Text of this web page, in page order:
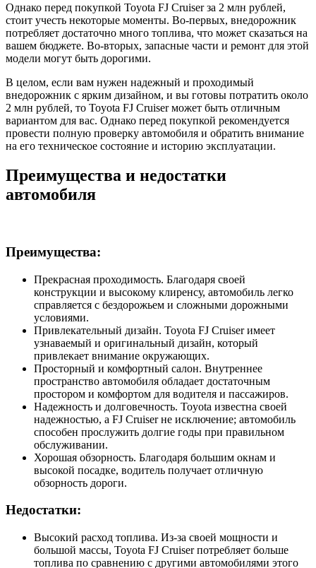
Однако перед покупкой Toyota FJ Cruiser за 2 млн рублей,
стоит учесть некоторые моменты. Во-первых, внедорожник
потребляет достаточно много топлива, что может сказаться на
вашем бюджете. Во-вторых, запасные части и ремонт для этой
модели могут быть дорогими.
В целом, если вам нужен надежный и проходимый
внедорожник с ярким дизайном, и вы готовы потратить около
2 млн рублей, то Toyota FJ Cruiser может быть отличным
вариантом для вас. Однако перед покупкой рекомендуется
провести полную проверку автомобиля и обратить внимание
на его техническое состояние и историю эксплуатации.
Преимущества и недостатки
автомобиля
Преимущества:
Прекрасная проходимость. Благодаря своей
конструкции и высокому клиренсу, автомобиль легко
справляется с бездорожьем и сложными дорожными
условиями.
Привлекательный дизайн. Toyota FJ Cruiser имеет
узнаваемый и оригинальный дизайн, который
привлекает внимание окружающих.
Просторный и комфортный салон. Внутреннее
пространство автомобиля обладает достаточным
простором и комфортом для водителя и пассажиров.
Надежность и долговечность. Toyota известна своей
надежностью, а FJ Cruiser не исключение; автомобиль
способен прослужить долгие годы при правильном
обслуживании.
Хорошая обзорность. Благодаря большим окнам и
высокой посадке, водитель получает отличную
обзорность дороги.
Недостатки:
Высокий расход топлива. Из-за своей мощности и
большой массы, Toyota FJ Cruiser потребляет больше
топлива по сравнению с другими автомобилями этого